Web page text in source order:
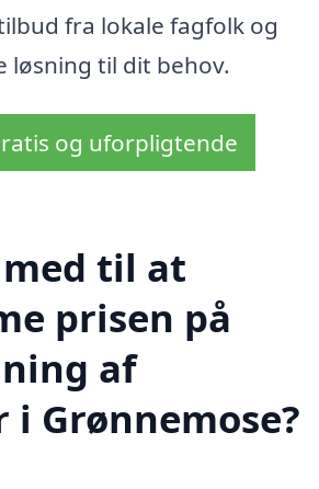
fra lokale fagfolk og
løsning til dit behov.
og uforpligtende
til at
prisen på
af
Grønnemose?